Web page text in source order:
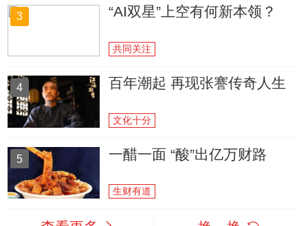
3 “AI双星”上空有何新本领？
共同关注
4 百年潮起 再现张謇传奇人生
文化十分
5 一醋一面 “酸”出亿万财路
生财有道